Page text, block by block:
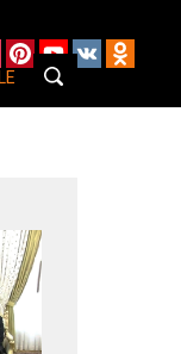
Instagram
PinterestYouTube
VK